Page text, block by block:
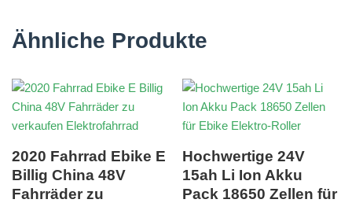
Ähnliche Produkte
2020 Fahrrad Ebike E
Billig China 48V
Fahrräder zu
Hochwertige 24V
15ah Li Ion Akku
Pack 18650 Zellen für